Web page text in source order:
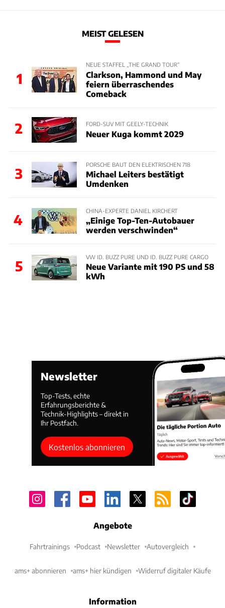
MEIST GELESEN
1
NEUE STAFFEL „THE GRAND TOUR“
Clarkson, Hammond und May
feiern überraschendes
Comeback
2 FORD-SUV MIT GEELY-TECHNIK
Neuer Kuga kommt 2029
3
PORSCHE BAUT DEN ELEKTRISCHEN 718
Michael Leiters bestätigt
Umdenken
4
CHINA-EXPERTE DANIEL KIRCHERT
„Einige Top-Ten-Autobauer
werden verschwinden“
5
VW ID. BUZZ PURE UND ID. BUZZ PURE CARGO
Neue Variante mit 190 PS und 58
kWh
Newsletter
Top-Tests, echte
Erfahrungsberichte &
Technik-Highlights – direkt in
Ihr Postfach.
Kostenlos abonnieren
Angebote
Fahrtrainings Podcast Newsletter Autovergleich
ams+ abonnieren ams+ hier kündigen Widerruf digitaler Käufe
Information